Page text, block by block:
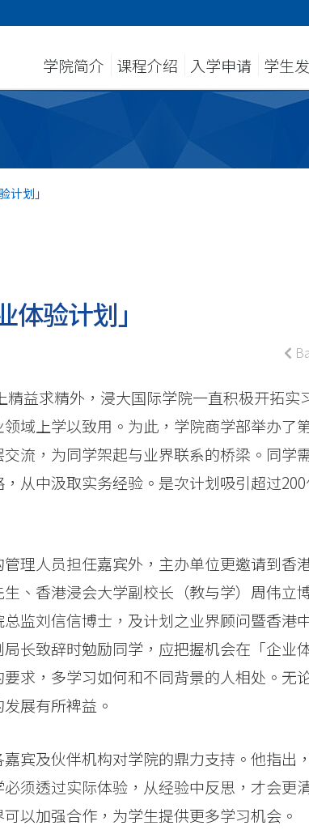
学院简介 课程介绍 入学申请 学生
计划」
验计划」
精益求精外，浸大国际学院一直积极开拓实
域上学以致用。为此，学院商学部举办了
流，为同学架起与业界联系的桥梁。同学
从中汲取实务经验。是次计划吸引超过200
理人员担任嘉宾外，主办单位更邀请到香
、香港浸会大学副校长（教与学）周伟立
监刘信信博士，及计划之业界顾问暨香港
长致辞时勉励同学，应把握机会在「企业
求，多学习如何和不同背景的人相处。无
展有所裨益。
宾及伙伴机构对学院的鼎力支持。他指出，
须透过实际体验，从经验中反思，才会更
以加强合作，为学生提供更多学习机会。